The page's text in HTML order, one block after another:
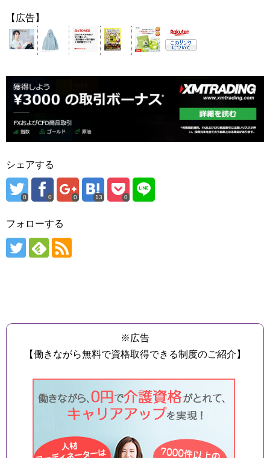
【広告】
シェアする
0 0 0 13 0
フォローする
※広告
【働きながら無料で資格取得できる制度のご紹介】